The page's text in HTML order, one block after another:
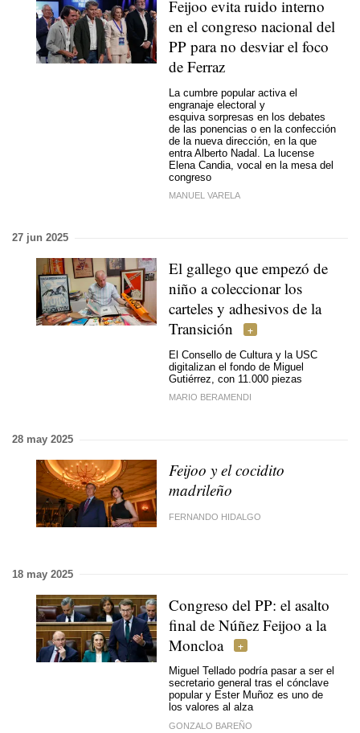
Feijoo evita ruido interno
en el congreso nacional del
PP para no desviar el foco
de Ferraz
La cumbre popular activa el
engranaje electoral y
esquiva sorpresas en los debates
de las ponencias o en la confección
de la nueva dirección, en la que
entra Alberto Nadal. La lucense
Elena Candia, vocal en la mesa del
congreso
MANUEL VARELA
27 jun 2025
El gallego que empezó de
niño a coleccionar los
carteles y adhesivos de la
Transición
El Consello de Cultura y la USC
digitalizan el fondo de Miguel
Gutiérrez, con 11.000 piezas
MARIO BERAMENDI
28 may 2025
Feijoo y el cocidito
madrileño
FERNANDO HIDALGO
18 may 2025
Congreso del PP: el asalto
final de Núñez Feijoo a la
Moncloa
Miguel Tellado podría pasar a ser el
secretario general tras el cónclave
popular y Ester Muñoz es uno de
los valores al alza
GONZALO BAREÑO